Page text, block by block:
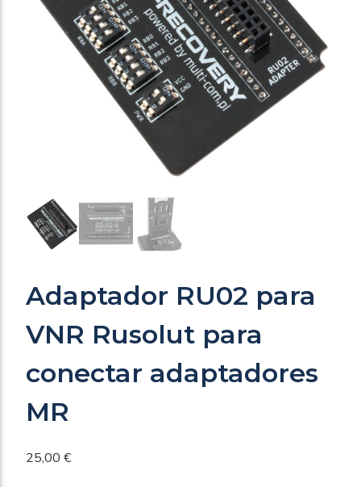
Adaptador RU02 para
VNR Rusolut para
conectar adaptadores
MR
25,00 €